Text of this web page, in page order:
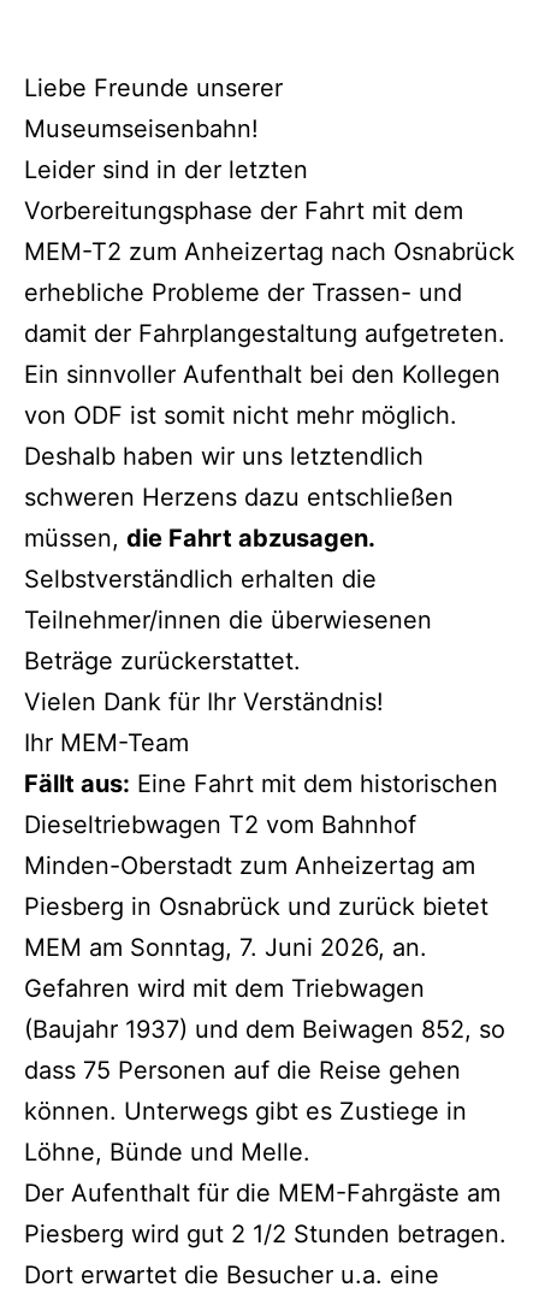
Liebe Freunde unserer
Museumseisenbahn!
Leider sind in der letzten
Vorbereitungsphase der Fahrt mit dem
MEM-T2 zum Anheizertag nach Osnabrück
erhebliche Probleme der Trassen- und
damit der Fahrplangestaltung aufgetreten.
Ein sinnvoller Aufenthalt bei den Kollegen
von ODF ist somit nicht mehr möglich.
Deshalb haben wir uns letztendlich
schweren Herzens dazu entschließen
müssen, die Fahrt abzusagen.
Selbstverständlich erhalten die
Teilnehmer/innen die überwiesenen
Beträge zurückerstattet.
Vielen Dank für Ihr Verständnis!
Ihr MEM-Team
Fällt aus: Eine Fahrt mit dem historischen
Dieseltriebwagen T2 vom Bahnhof
Minden-Oberstadt zum Anheizertag am
Piesberg in Osnabrück und zurück bietet
MEM am Sonntag, 7. Juni 2026, an.
Gefahren wird mit dem Triebwagen
(Baujahr 1937) und dem Beiwagen 852, so
dass 75 Personen auf die Reise gehen
können. Unterwegs gibt es Zustiege in
Löhne, Bünde und Melle.
Der Aufenthalt für die MEM-Fahrgäste am
Piesberg wird gut 2 1/2 Stunden betragen.
Dort erwartet die Besucher u.a. eine